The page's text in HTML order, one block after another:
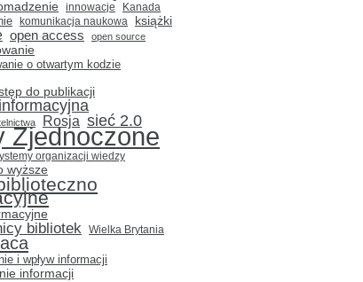
innowacje
Kanada
komunikacja naukowa książki
open access open source
o otwartym kodzie
do publikacji
Rosja sieć 2.0
Zjednoczone
organizacji wiedzy
wyższe
bibliotek Wielka Brytania
i wpływ informacji
informacji